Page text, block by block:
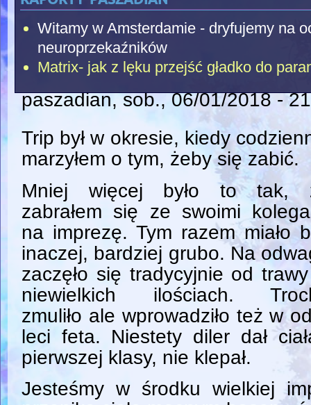
Witamy w Amsterdamie - dryfujemy na
neuroprzekaźników
Matrix- jak z lęku przejść gładko do
paszadian, sob., 06/01/2018 -
Trip był w okresie, kiedy
marzyłem o tym, żeby się zabić.
Mniej więcej było to tak,
zabrałem się ze swoimi
na imprezę. Tym razem miało
inaczej, bardziej grubo. Na
zaczęło się tradycyjnie od
niewielkich ilościach.
zmuliło ale wprowadziło też w
leci feta. Niestety diler dał
pierwszej klasy, nie klepał.
Jesteśmy w środku wielkiej